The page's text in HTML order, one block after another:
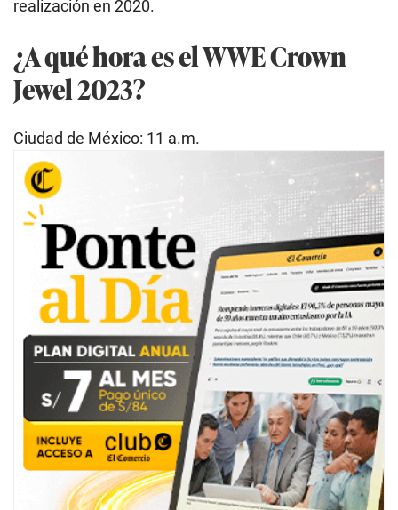
realización en 2020.
¿A qué hora es el WWE Crown
Jewel 2023?
Ciudad de México: 11 a.m.